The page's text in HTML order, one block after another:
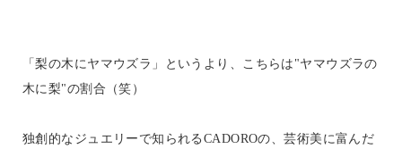
「梨の木にヤマウズラ」というより、こちらは"ヤマウズラの
木に梨"の割合（笑）
独創的なジュエリーで知られるCADOROの、芸術美に富んだ